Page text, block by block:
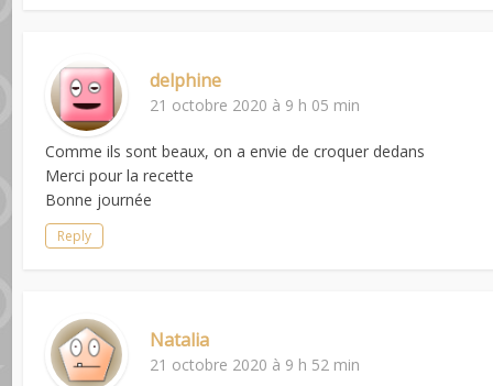
delphine
21 octobre 2020 à 9 h 05 min
Comme ils sont beaux, on a envie de croquer dedans
Merci pour la recette
Bonne journée
Reply
Natalia
21 octobre 2020 à 9 h 52 min